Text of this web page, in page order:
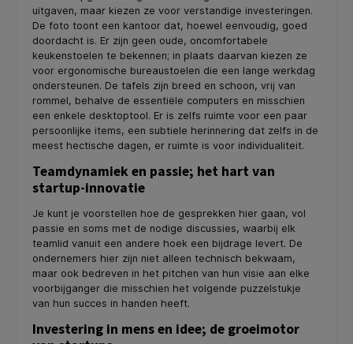
uitgaven, maar kiezen ze voor verstandige investeringen.
De foto toont een kantoor dat, hoewel eenvoudig, goed
doordacht is. Er zijn geen oude, oncomfortabele
keukenstoelen te bekennen; in plaats daarvan kiezen ze
voor ergonomische bureaustoelen die een lange werkdag
ondersteunen. De tafels zijn breed en schoon, vrij van
rommel, behalve de essentiële computers en misschien
een enkele desktoptool. Er is zelfs ruimte voor een paar
persoonlijke items, een subtiele herinnering dat zelfs in de
meest hectische dagen, er ruimte is voor individualiteit.
Teamdynamiek en passie; het hart van
startup-innovatie
Je kunt je voorstellen hoe de gesprekken hier gaan, vol
passie en soms met de nodige discussies, waarbij elk
teamlid vanuit een andere hoek een bijdrage levert. De
ondernemers hier zijn niet alleen technisch bekwaam,
maar ook bedreven in het pitchen van hun visie aan elke
voorbijganger die misschien het volgende puzzelstukje
van hun succes in handen heeft.
Investering in mens en idee; de groeimotor